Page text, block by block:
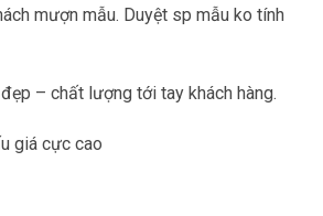
mượn mẫu. Duyệt sp mẫu ko tính
– chất lượng tới tay khách hàng.
giá cực cao